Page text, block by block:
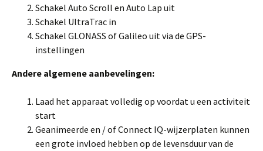
Schakel Auto Scroll en Auto Lap uit
Schakel UltraTrac in
Schakel GLONASS of Galileo uit via de GPS-
instellingen
Andere algemene aanbevelingen:
Laad het apparaat volledig op voordat u een activiteit
start
Geanimeerde en / of Connect IQ-wijzerplaten kunnen
een grote invloed hebben op de levensduur van de